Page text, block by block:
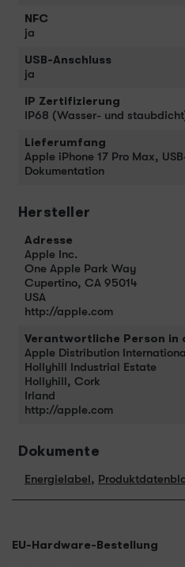
NFC
ja
USB-Anschluss
ja
IP Zertifizierung
IP68 (Wasser- und
Lieferumfang
Apple iPhone 17 Pro Max,
Dokumentation
Hersteller
Adresse
Apple Inc.
One Apple Park Way
Cupertino, CA 95014
USA
http://apple.com
Verantwortliche Person in
Apple Distribution
Hollyhill Industrial Estate
Hollyhill, Cork
Irland
http://apple.com
Dokumente
Energielabel,
EU-Hardware-Bestellung